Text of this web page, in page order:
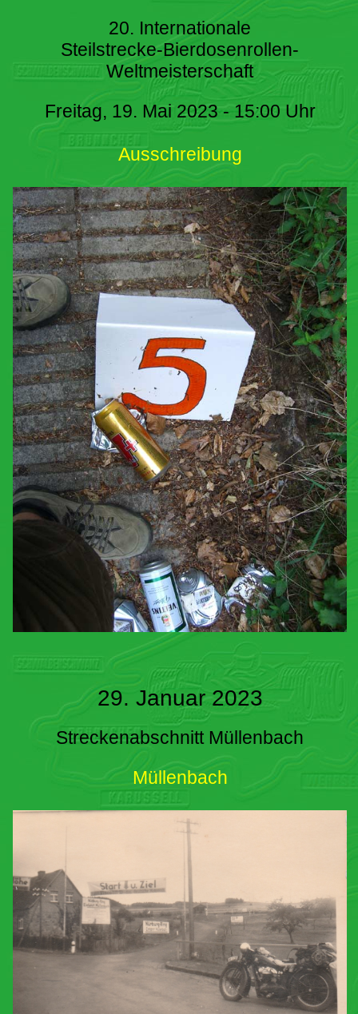
20. Internationale
Steilstrecke-Bierdosenrollen-
Weltmeisterschaft
Freitag, 19. Mai 2023 - 15:00 Uhr
Ausschreibung
29. Januar 2023
Streckenabschnitt Müllenbach
Müllenbach